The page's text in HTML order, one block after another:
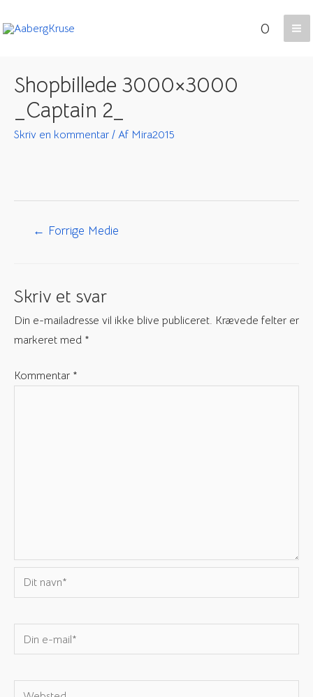
til
0
Shopbillede 3000×3000
_Captain 2_
Skriv en kommentar / Af Mira2015
Indlægsnavigation
← Forrige Medie
Skriv et svar
Din e-mailadresse vil ikke blive publiceret. Krævede felter er
markeret med *
Kommentar *
Dit
navn*
Din
e-
Websted